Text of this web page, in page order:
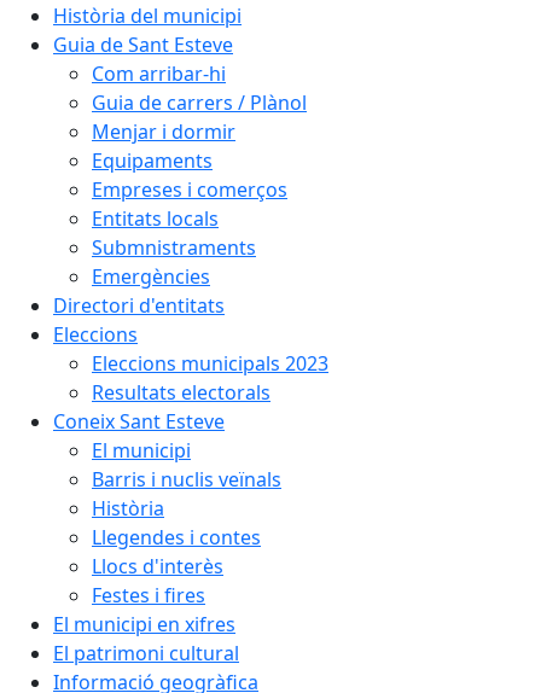
Història del municipi
Guia de Sant Esteve
Com arribar-hi
Guia de carrers / Plànol
Menjar i dormir
Equipaments
Empreses i comerços
Entitats locals
Submnistraments
Emergències
Directori d'entitats
Eleccions
Eleccions municipals 2023
Resultats electorals
Coneix Sant Esteve
El municipi
Barris i nuclis veïnals
Història
Llegendes i contes
Llocs d'interès
Festes i fires
El municipi en xifres
El patrimoni cultural
Informació geogràfica